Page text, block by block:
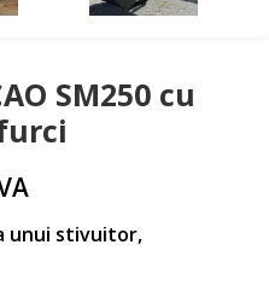
SM250 cu
unui stivuitor,